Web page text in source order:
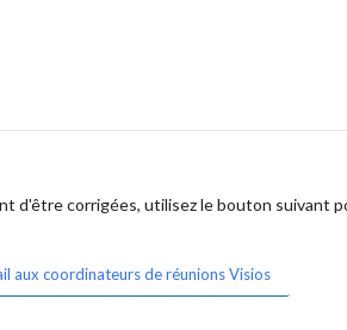
d'être corrigées, utilisez le bouton suivant
aux coordinateurs de réunions Visios